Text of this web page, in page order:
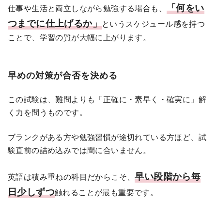
仕事や生活と両立しながら勉強する場合も、 「何をい
つまでに仕上げるか」というスケジュール感を持つ
ことで、学習の質が大幅に上がります。
早めの対策が合否を決める
この試験は、難問よりも「正確に・素早く・確実に」解
く力を問うものです。
ブランクがある方や勉強習慣が途切れている方ほど、試
験直前の詰め込みでは間に合いません。
英語は積み重ねの科目だからこそ、早い段階から毎
日少しずつ触れることが最も重要です。